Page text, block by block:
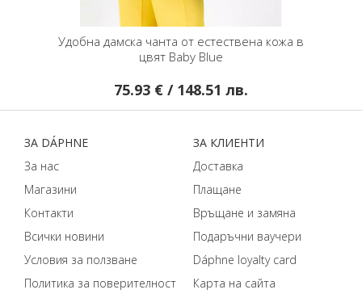
Удобна дамска чанта от естествена кожа в
цвят Baby Blue
75.93 € / 148.51 лв.
ЗA DÁPHNЕ
За нас
Магазини
Контакти
Всички новини
Условия за ползване
Политика за поверителност
ЗA КЛИЕНТИ
Доставка
Плащане
Връщане и замяна
Подаръчни ваучери
Dáphnе loyalty card
Карта на сайта